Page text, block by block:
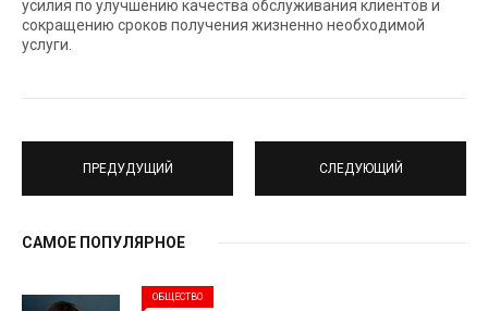
усилия по улучшению качества обслуживания клиентов и
сокращению сроков получения жизненно необходимой
услуги.
ПРЕДУДУЩИЙ СЛЕДУЮЩИЙ
САМОЕ ПОПУЛЯРНОЕ
ОБЩЕСТВО